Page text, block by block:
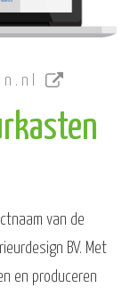
van de
BV. Met
en produceren